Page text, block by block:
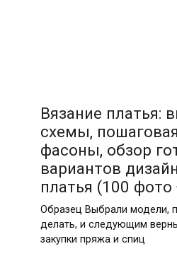
Вязание платья:
схемы,
фасоны, обзор
вариантов
платья (100 фото
Образец Выбрали модели,
делать, и следующим
закупки пряжа и спиц